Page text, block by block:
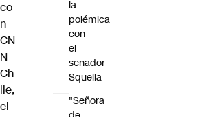
co
n
CN
N
Ch
ile,
el
la
polémica
con
el
senador
Squella
"Señora